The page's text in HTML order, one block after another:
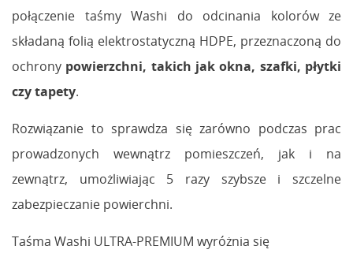
połączenie taśmy Washi do odcinania kolorów ze
składaną folią elektrostatyczną HDPE, przeznaczoną do
ochrony powierzchni, takich jak okna, szafki, płytki
czy tapety.
Rozwiązanie to sprawdza się zarówno podczas prac
prowadzonych wewnątrz pomieszczeń, jak i na
zewnątrz, umożliwiając 5 razy szybsze i szczelne
zabezpieczanie powierchni.
Taśma Washi ULTRA-PREMIUM wyróżnia się